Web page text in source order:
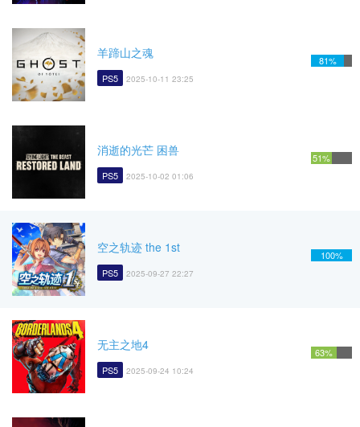
羊蹄山之魂
PS5 2025-10-11 23:25
81%
消逝的光芒 困兽
PS5 2025-10-02 01:06
51%
空之轨迹 the 1st
PS5 2025-09-27 22:27
100%
无主之地4
PS5 2025-09-24 10:24
63%